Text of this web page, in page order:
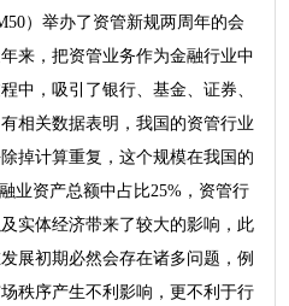
）举办了资管新规两周年的会
来，把资管业务作为金融行业中
中，吸引了银行、基金、证券、
相关数据表明，我国的资管行业
掉计算重复，这个规模在我国的
业资产总额中占比25%，资管行
实体经济带来了较大的影响，此
展初期必然会存在诸多问题，例
秩序产生不利影响，更不利于行